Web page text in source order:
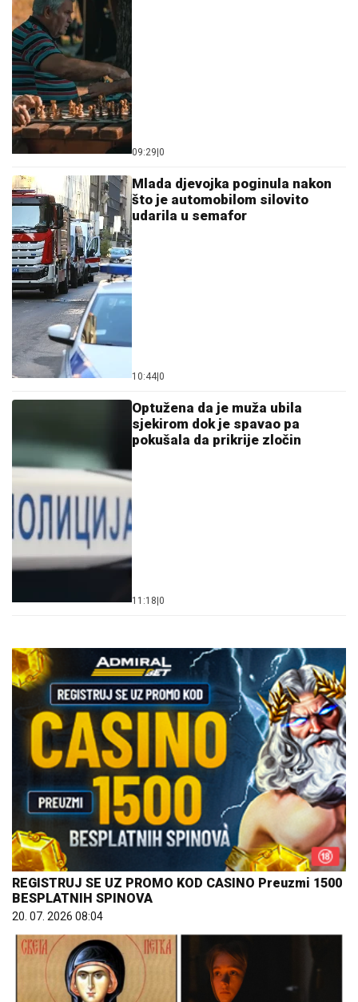
09:29 0
Mlada djevojka poginula nakon
što je automobilom silovito
udarila u semafor
10:44 0
Optužena da je muža ubila
sjekirom dok je spavao pa
pokušala da prikrije zločin
11:18 0
REGISTRUJ SE UZ PROMO KOD CASINO Preuzmi 1500
BESPLATNIH SPINOVA
20. 07. 2026 08:04